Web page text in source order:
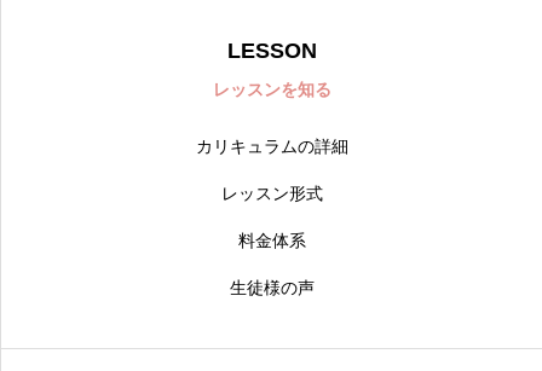
LESSON
レッスンを知る
カリキュラムの詳細
レッスン形式
料金体系
生徒様の声